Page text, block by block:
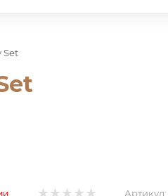
Set
Артикул: